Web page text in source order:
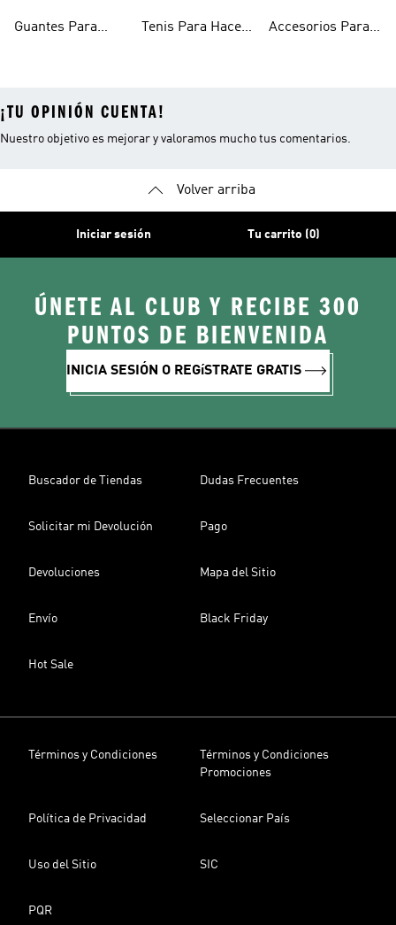
Guantes Para
Entrenamiento
Tenis Para Hacer
Accesorios Para
¡TU OPINIÓN CUENTA!
Nuestro objetivo es mejorar y valoramos mucho tus comentarios.
Volver arriba
Iniciar sesión Tu carrito (0)
ÚNETE AL CLUB Y RECIBE 300
PUNTOS DE BIENVENIDA
INICIA SESIÓN O REGíSTRATE GRATIS
Buscador de Tiendas Dudas Frecuentes
Solicitar mi Devolución Pago
Devoluciones Mapa del Sitio
Envío Black Friday
Hot Sale
Términos y Condiciones
Términos y Condiciones
Promociones
Política de Privacidad Seleccionar País
Uso del Sitio SIC
PQR